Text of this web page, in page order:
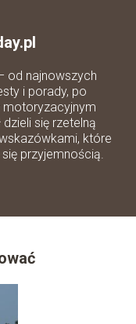
od najnowszych
i porady, po
motoryzacyjnym
się rzetelną
które
przyjemnością.